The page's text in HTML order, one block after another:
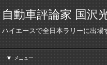
自動車評論家 国沢
ハイエースで全日本ラリーに出場
メニュー